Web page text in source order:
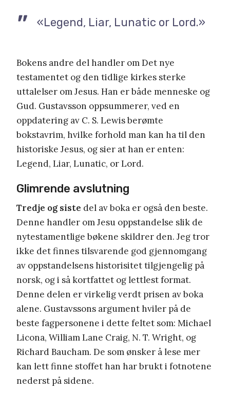
«Legend, Liar, Lunatic or Lord.»
Bokens andre del handler om Det nye
testamentet og den tidlige kirkes sterke
uttalelser om Jesus. Han er både menneske og
Gud. Gustavsson oppsummerer, ved en
oppdatering av C. S. Lewis berømte
bokstavrim, hvilke forhold man kan ha til den
historiske Jesus, og sier at han er enten:
Legend, Liar, Lunatic, or Lord.
Glimrende avslutning
Tredje og siste del av boka er også den beste.
Denne handler om Jesu oppstandelse slik de
nytestamentlige bøkene skildrer den. Jeg tror
ikke det finnes tilsvarende god gjennomgang
av oppstandelsens historisitet tilgjengelig på
norsk, og i så kortfattet og lettlest format.
Denne delen er virkelig verdt prisen av boka
alene. Gustavssons argument hviler på de
beste fagpersonene i dette feltet som: Michael
Licona, William Lane Craig, N. T. Wright, og
Richard Baucham. De som ønsker å lese mer
kan lett finne stoffet han har brukt i fotnotene
nederst på sidene.